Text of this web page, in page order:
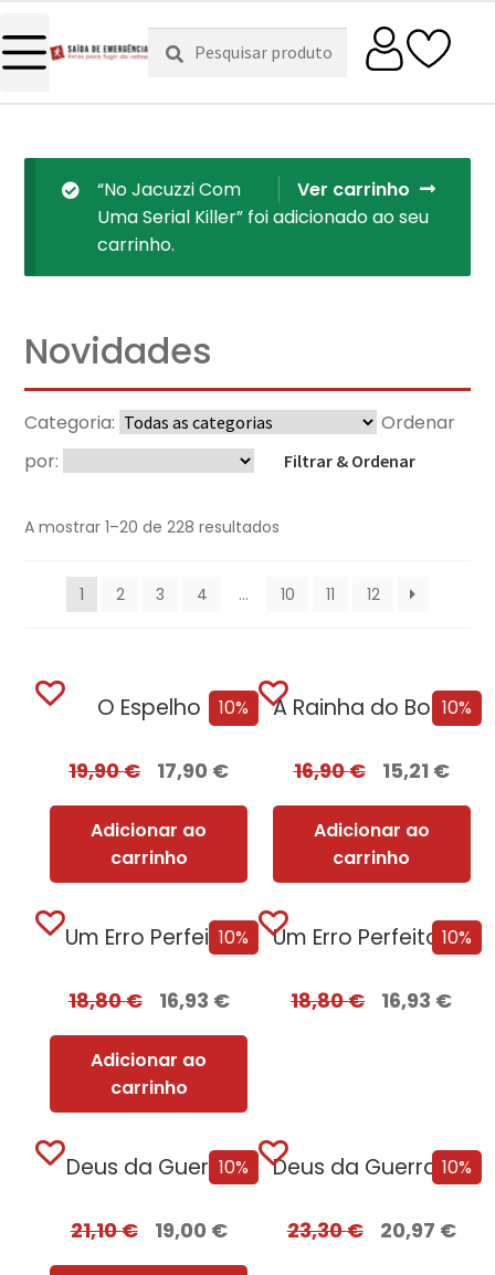
Pesquisar
por:
Pesquisa
Ver carrinho
“No Jacuzzi Com
Uma Serial Killer” foi adicionado ao seu
carrinho.
Novidades
Categoria:
Ordenar
por:
Filtrar & Ordenar
A mostrar 1–20 de 228 resultados
1 2 3 4 … 10 11 12
10%
O Espelho
19,90€ 17,90 €
Adicionar ao
carrinho
10%
A Rainha do BookTok
16,90€ 15,21 €
Adicionar ao
carrinho
10%
Um Erro Perfeito
18,80€ 16,93 €
Adicionar ao
carrinho
10%
Um Erro Perfeito – Edição com EDGES
18,80€ 16,93 €
10%
Deus da Guerra
21,10€ 19,00 €
10%
Deus da Guerra Edição com EDGES
23,30€ 20,97 €